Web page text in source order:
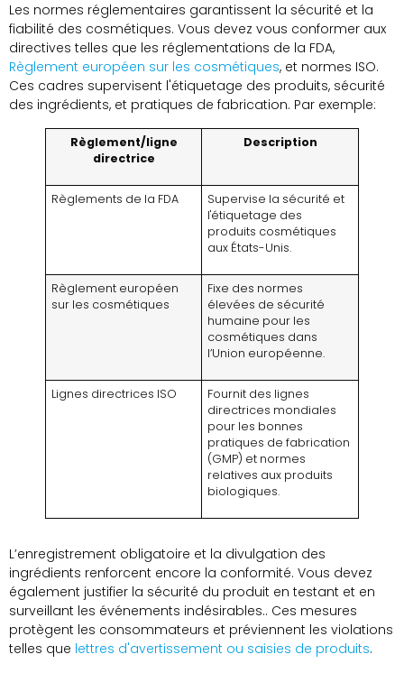
Les normes réglementaires garantissent la sécurité et la
fiabilité des cosmétiques. Vous devez vous conformer aux
directives telles que les réglementations de la FDA,
Règlement européen sur les cosmétiques, et normes ISO.
Ces cadres supervisent l'étiquetage des produits, sécurité
des ingrédients, et pratiques de fabrication. Par exemple:
Règlement/ligne
directrice
Description
Règlements de la FDA
Supervise la sécurité et
l'étiquetage des
produits cosmétiques
aux États-Unis.
Règlement européen
sur les cosmétiques
Fixe des normes
élevées de sécurité
humaine pour les
cosmétiques dans
l’Union européenne.
Lignes directrices ISO
Fournit des lignes
directrices mondiales
pour les bonnes
pratiques de fabrication
(GMP) et normes
relatives aux produits
biologiques.
L’enregistrement obligatoire et la divulgation des
ingrédients renforcent encore la conformité. Vous devez
également justifier la sécurité du produit en testant et en
surveillant les événements indésirables.. Ces mesures
protègent les consommateurs et préviennent les violations
telles que lettres d'avertissement ou saisies de produits.